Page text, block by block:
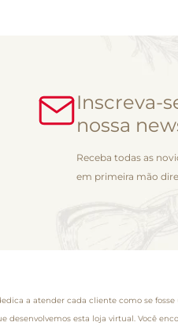
Inscreva-
nossa
Receba todas as
em primeira mão
a atender cada cliente como se
desenvolvemos esta loja virtual. Você